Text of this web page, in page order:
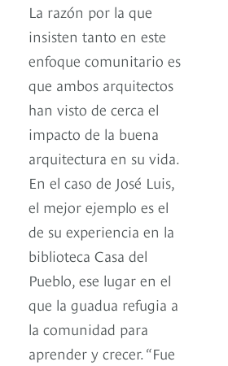
La razón por la que
insisten tanto en este
enfoque comunitario es
que ambos arquitectos
han visto de cerca el
impacto de la buena
arquitectura en su vida.
En el caso de José Luis,
el mejor ejemplo es el
de su experiencia en la
biblioteca Casa del
Pueblo, ese lugar en el
que la guadua refugia a
la comunidad para
aprender y crecer. “Fue